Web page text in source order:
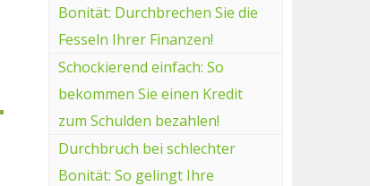
Bonität: Durchbrechen Sie die
Fesseln Ihrer Finanzen!
Schockierend einfach: So
bekommen Sie einen Kredit
zum Schulden bezahlen!
Durchbruch bei schlechter
Bonität: So gelingt Ihre